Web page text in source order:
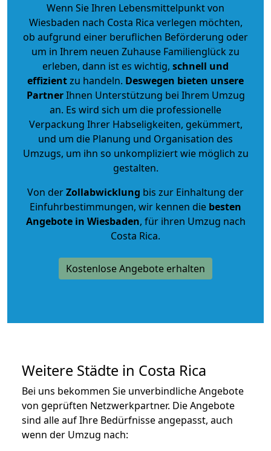
Wenn Sie Ihren Lebensmittelpunkt von
Wiesbaden nach Costa Rica verlegen möchten,
ob aufgrund einer beruflichen Beförderung oder
um in Ihrem neuen Zuhause Familienglück zu
erleben, dann ist es wichtig, schnell und
effizientzu handeln. Deswegen bieten unsere
PartnerIhnen Unterstützung bei Ihrem Umzug
an. Es wird sich um die professionelle
Verpackung Ihrer Habseligkeiten, gekümmert,
und um die Planung und Organisation des
Umzugs, um ihn so unkompliziert wie möglich zu
gestalten.
Von derZollabwicklung bis zur Einhaltung der
Einfuhrbestimmungen, wir kennen die besten
Angebote in Wiesbaden, für ihren Umzug nach
Costa Rica.
Kostenlose Angebote erhalten
Weitere Städte in Costa Rica
Bei uns bekommen Sie unverbindliche Angebote
von geprüften Netzwerkpartner. Die Angebote
sind alle auf Ihre Bedürfnisse angepasst, auch
wenn der Umzug nach: